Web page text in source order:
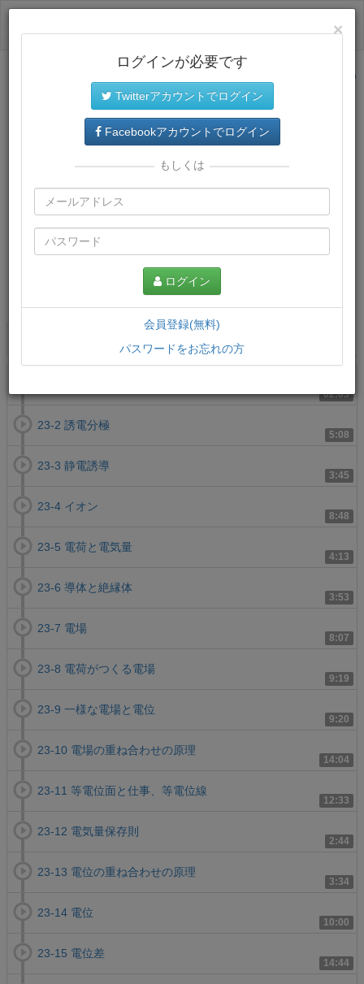
サイトトップに戻る
02:03
5:08
23-2 誘電分極
3:45
23-3 静電誘導
8:48
23-4 イオン
4:13
23-5 電荷と電気量
3:53
23-6 導体と絶縁体
8:07
23-7 電場
9:19
23-8 電荷がつくる電場
9:20
23-9 一様な電場と電位
14:04
23-10 電場の重ね合わせの原理
12:33
23-11 等電位面と仕事、等電位線
2:44
23-12 電気量保存則
3:34
23-13 電位の重ね合わせの原理
10:00
23-14 電位
14:44
23-15 電位差
×
ログインが必要です
Twitterアカウントでログイン
Facebookアカウントでログイン
もしくは
ログイン
会員登録(無料)
パスワードをお忘れの方